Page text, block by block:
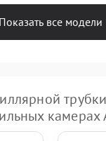
Показать все модели
камерах